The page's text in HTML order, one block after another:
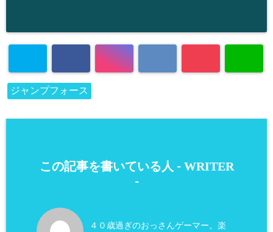
ジャンプフォース
この記事を書いている人 - WRITER
-
４０歳過ぎのおっさんゲーマー。楽